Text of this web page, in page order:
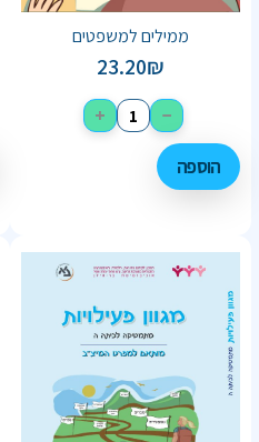
ממילים למשפטים
23.20₪
−
+
הוספה